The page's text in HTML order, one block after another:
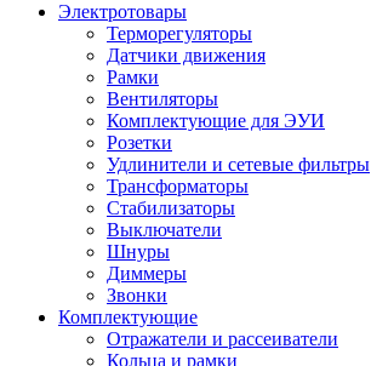
Электротовары
Терморегуляторы
Датчики движения
Рамки
Вентиляторы
Комплектующие для ЭУИ
Розетки
Удлинители и сетевые фильтры
Трансформаторы
Стабилизаторы
Выключатели
Шнуры
Диммеры
Звонки
Комплектующие
Отражатели и рассеиватели
Кольца и рамки